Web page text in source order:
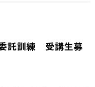
託訓練 受講生募